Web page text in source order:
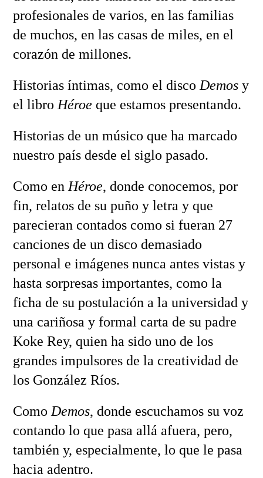
profesionales de varios, en las familias
de muchos, en las casas de miles, en el
corazón de millones.
Historias íntimas, como el disco Demosy
el libro Héroe que estamos presentando.
Historias de un músico que ha marcado
nuestro país desde el siglo pasado.
Como en Héroe, donde conocemos, por
fin, relatos de su puño y letra y que
parecieran contados como si fueran 27
canciones de un disco demasiado
personal e imágenes nunca antes vistas y
hasta sorpresas importantes, como la
ficha de su postulación a la universidad y
una cariñosa y formal carta de su padre
Koke Rey, quien ha sido uno de los
grandes impulsores de la creatividad de
los González Ríos.
Como Demos, donde escuchamos su voz
contando lo que pasa allá afuera, pero,
también y, especialmente, lo que le pasa
hacia adentro.